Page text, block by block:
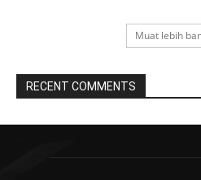
Muat lebih
RECENT COMMENTS